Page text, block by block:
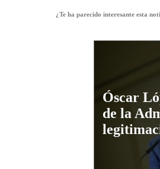
¿Te ha parecido interesante esta
Óscar
de la